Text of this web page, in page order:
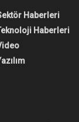
Haberleri
Haberleri